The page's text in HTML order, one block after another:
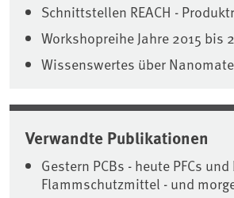
Schnittstellen REACH -
Workshopreihe Jahre 2015 bis
Wissenswertes über
Verwandte Publikationen
Gestern PCBs - heute PFCs
Flammschutzmittel - und